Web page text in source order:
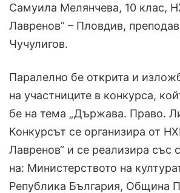
Самуила Мелянчева, 10 клас,
Лавренов” – Пловдив,
Чучулигов.
Паралелно бе открита и
на участниците в конкурса,
бе на тема „Държава. Право.
Конкурсът се организира от
Лавренов“ и се реализира със
на: Министерството на
Република България, Община